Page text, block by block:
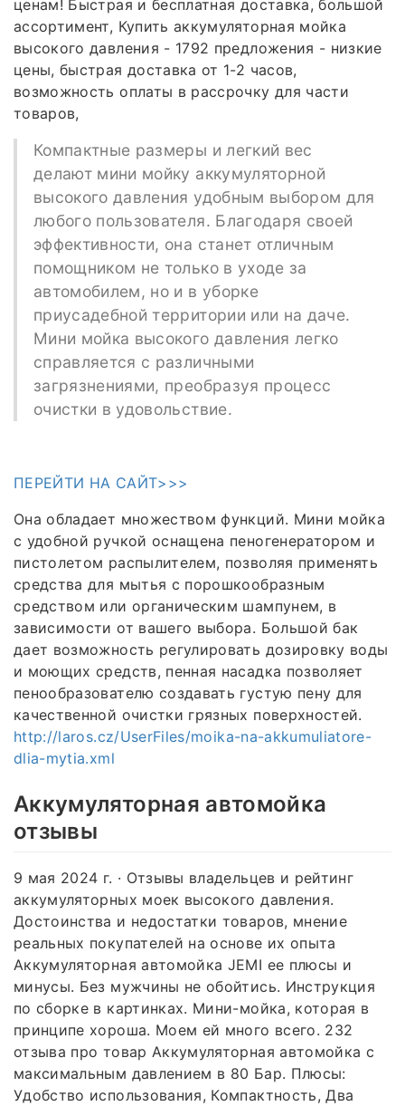
ценам! Быстрая и бесплатная доставка, большой
ассортимент, Купить аккумуляторная мойка
высокого давления - 1792 предложения - низкие
цены, быстрая доставка от 1-2 часов,
возможность оплаты в рассрочку для части
товаров,
Компактные размеры и легкий вес
делают мини мойку аккумуляторной
высокого давления удобным выбором для
любого пользователя. Благодаря своей
эффективности, она станет отличным
помощником не только в уходе за
автомобилем, но и в уборке
приусадебной территории или на даче.
Мини мойка высокого давления легко
справляется с различными
загрязнениями, преобразуя процесс
очистки в удовольствие.
ПЕРЕЙТИ НА САЙТ>>>
Она обладает множеством функций. Мини мойка
с удобной ручкой оснащена пеногенератором и
пистолетом распылителем, позволяя применять
средства для мытья с порошкообразным
средством или органическим шампунем, в
зависимости от вашего выбора. Большой бак
дает возможность регулировать дозировку воды
и моющих средств, пенная насадка позволяет
пенообразователю создавать густую пену для
качественной очистки грязных поверхностей.
http://laros.cz/UserFiles/moika-na-akkumuliatore-
dlia-mytia.xml
Аккумуляторная автомойка
отзывы
9 мая 2024 г. · Отзывы владельцев и рейтинг
аккумуляторных моек высокого давления.
Достоинства и недостатки товаров, мнение
реальных покупателей на основе их опыта
Аккумуляторная автомойка JEMI ее плюсы и
минусы. Без мужчины не обойтись. Инструкция
по сборке в картинках. Мини-мойка, которая в
принципе хороша. Моем ей много всего. 232
отзыва про товар Аккумуляторная автомойка с
максимальным давлением в 80 Бар. Плюсы:
Удобство использования, Компактность, Два